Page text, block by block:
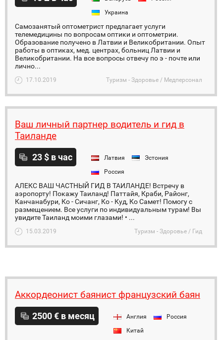
Украина
Самозанятый оптометрист предлагает услуги
телемедицины по вопросам оптики и оптометрии.
Образование получено в Латвии и Великобритании. Опыт
работы в оптиках, мед. центрах, больниц Латвии и
Великобритании. На все вопросы отвечу по э - почте или
лично...
17.10.2019 Туризм - Здоровье / Медперсонал
Ваш личный партнер водитель и гид в
Таиланде
23 $ в час Латвия
Эстония
Россия
АЛЕКС ВАШ ЧАСТНЫЙ ГИД В ТАИЛАНДЕ! Встречу в
аэропорту! Покажу Таиланд! Паттайя, Краби, Районг,
Канчанабури, Ко - Сичанг, Ко - Куд, Ко Самет! Помогу с
размещением. Все услуги по индивидуальным турам! Вы
увидите Таиланд моими глазами! • ...
15.03.2019 Туризм - Здоровье / Гид
Аккордеонист баянист французский баян
2500 € в месяц Англия
Россия
Китай